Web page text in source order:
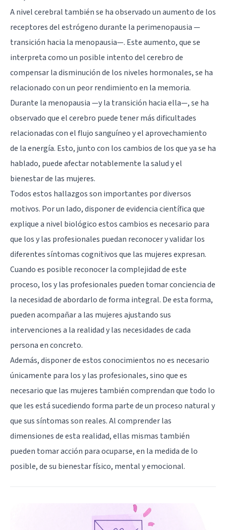
A nivel cerebral también se ha observado un aumento de los
receptores del estrógeno durante la perimenopausia —
transición hacia la menopausia—. Este aumento, que se
interpreta como un posible intento del cerebro de
compensar la disminución de los niveles hormonales, se ha
relacionado con un peor rendimiento en la memoria.
Durante la menopausia —y la transición hacia ella—, se ha
observado que el cerebro puede tener más dificultades
relacionadas con el flujo sanguíneo y el aprovechamiento
de la energía. Esto, junto con los cambios de los que ya se ha
hablado, puede afectar notablemente la salud y el
bienestar de las mujeres.
Todos estos hallazgos son importantes por diversos
motivos. Por un lado, disponer de evidencia científica que
explique a nivel biológico estos cambios es necesario para
que los y las profesionales puedan reconocer y validar los
diferentes síntomas cognitivos que las mujeres expresan.
Cuando es posible reconocer la complejidad de este
proceso, los y las profesionales pueden tomar conciencia de
la necesidad de abordarlo de forma integral. De esta forma,
pueden acompañar a las mujeres ajustando sus
intervenciones a la realidad y las necesidades de cada
persona en concreto.
Además, disponer de estos conocimientos no es necesario
únicamente para los y las profesionales, sino que es
necesario que las mujeres también comprendan que todo lo
que les está sucediendo forma parte de un proceso natural y
que sus síntomas son reales. Al comprender las
dimensiones de esta realidad, ellas mismas también
pueden tomar acción para ocuparse, en la medida de lo
posible, de su bienestar físico, mental y emocional.